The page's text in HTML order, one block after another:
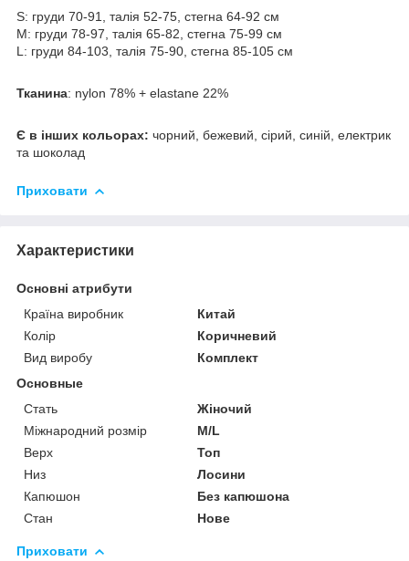
S: груди 70-91, талія 52-75, стегна 64-92 см
М: груди 78-97, талія 65-82, стегна 75-99 см
L: груди 84-103, талія 75-90, стегна 85-105 см
Тканина: nylon 78% + elastane 22%
Є в інших кольорах: чорний, бежевий, сірий, синій, електрик
та шоколад
Приховати
Характеристики
Основні атрибути
Країна виробник
Китай
Колір
Коричневий
Вид виробу
Комплект
Основные
Стать
Жіночий
Міжнародний розмір
M/L
Верх
Топ
Низ
Лосини
Капюшон
Без капюшона
Стан
Нове
Приховати